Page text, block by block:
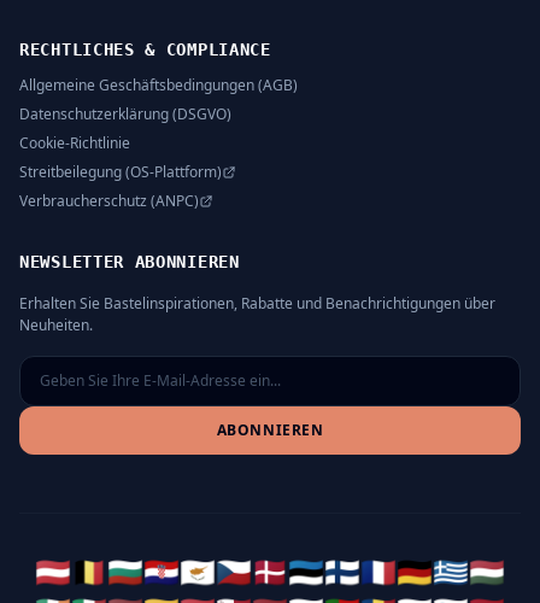
RECHTLICHES & COMPLIANCE
Allgemeine Geschäftsbedingungen (AGB)
Datenschutzerklärung (DSGVO)
Cookie-Richtlinie
Streitbeilegung (OS-Plattform)
Verbraucherschutz (ANPC)
NEWSLETTER ABONNIEREN
Erhalten Sie Bastelinspirationen, Rabatte und Benachrichtigungen über
Neuheiten.
ABONNIEREN
🇦🇹🇧🇪🇧🇬🇭🇷🇨🇾🇨🇿🇩🇰🇪🇪🇫🇮🇫🇷🇩🇪🇬🇷🇭🇺